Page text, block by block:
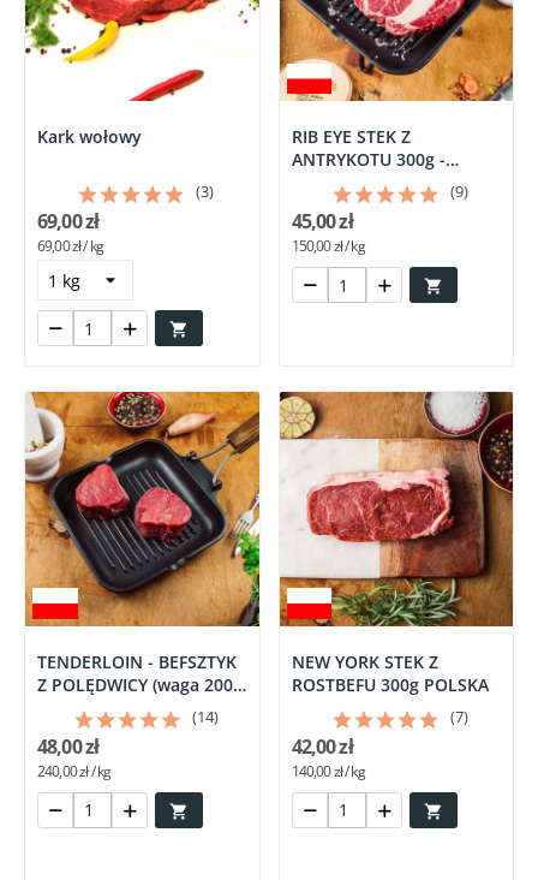
Kark wołowy
(3)

69,00 zł
69,00 zł / kg
RIB EYE STEK Z
ANTRYKOTU 300g -
POLSKA
(9)

45,00 zł
150,00 zł / kg
TENDERLOIN - BEFSZTYK
Z POLĘDWICY (waga 200
(14)

48,00 zł
240,00 zł / kg
NEW YORK STEK Z
ROSTBEFU 300g POLSKA
(7)

42,00 zł
140,00 zł / kg